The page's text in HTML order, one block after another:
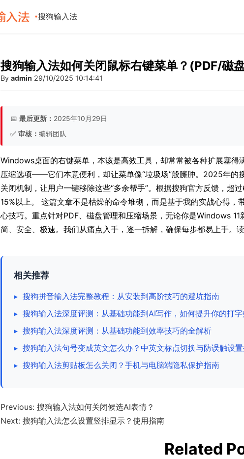
搜狗输入法
搜狗输入法如何关闭鼠标右键菜单？(PDF/磁
By admin 29/10/2025 10:14:41
📅 最后更新： 2025年10月29日
✅ 审核： 编辑团队
Windows桌面的右键菜单，本该是高效工具，却常常被各种扩展塞得
压缩选项——它们本意便利，却让菜单像“垃圾场”般臃肿。2025年的
关闭机制，让用户一键移除这些“多余帮手”。根据搜狗官方反馈，超
15%以上。 这篇文章不是枯燥的命令堆砌，而是基于我的实战心得
心技巧。重点针对PDF、磁盘管理和压缩场景，无论你是Windows
简、安全、极速。我们从痛点入手，逐一拆解，确保每步都易上手。
相关推荐
▸ 搜狗拼音输入法完整教程：从安装到高阶技巧的避坑指南
▸ 搜狗输入法深度评测：从基础功能到AI写作，如何提升你的打
▸ 搜狗输入法深度评测：从基础功能到效率技巧的全解析
▸ 搜狗输入法句号变成英文怎么办？中英文标点切换与防误触设
▸ 搜狗输入法剪贴板怎么关闭？手机与电脑端隐私保护指南
Previous: 搜狗输入法如何关闭候选AI表情？
Next: 搜狗输入法怎么设置竖排显示？使用指南
Related